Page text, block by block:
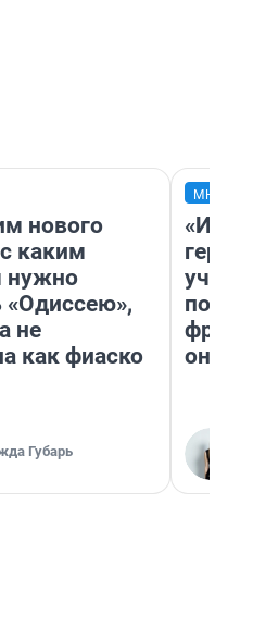
нового
каким
нужно
«Одиссею»,
не
как фиаско
Губарь
учит
она